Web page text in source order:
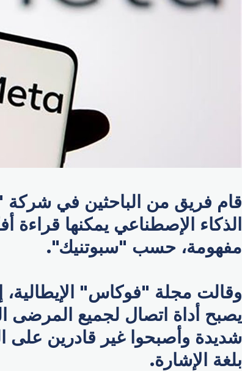
قام فريق من الباحثين في شركة
الذكاء الإصطناعي يمكنها قراءة
مفهومة، حسب "سبوتنيك".
وقالت مجلة "فوكاس"
يصبح أداة اتصال لجميع المرضى
شديدة وأصبحوا غير قادرين على
بلغة الإشارة.